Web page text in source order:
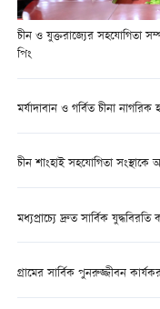
চীন ও যুক্তরাজ্যের সহযোগিতা
পিং
মর্যাদাবান ও গর্বিত চীনা
চীন শাংহাই সহযোগিতা সংস্থাকে
মধ্যপ্রাচ্যে দ্রুত সার্বিক
গ্রামের সার্বিক পুনরুজ্জীবন